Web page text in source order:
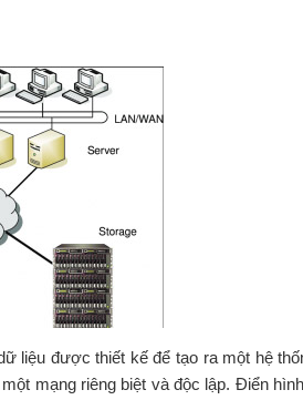
liệu được thiết kế để tạo ra một hệ
mạng riêng biệt và độc lập. Điển